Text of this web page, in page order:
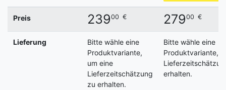
Preis 23900 € 27900 €
Lieferung
Bitte wähle eine
Produktvariante,
um eine
Lieferzeitschätzung
zu erhalten.
Bitte wähle eine
Produktvariante,
erhalten.